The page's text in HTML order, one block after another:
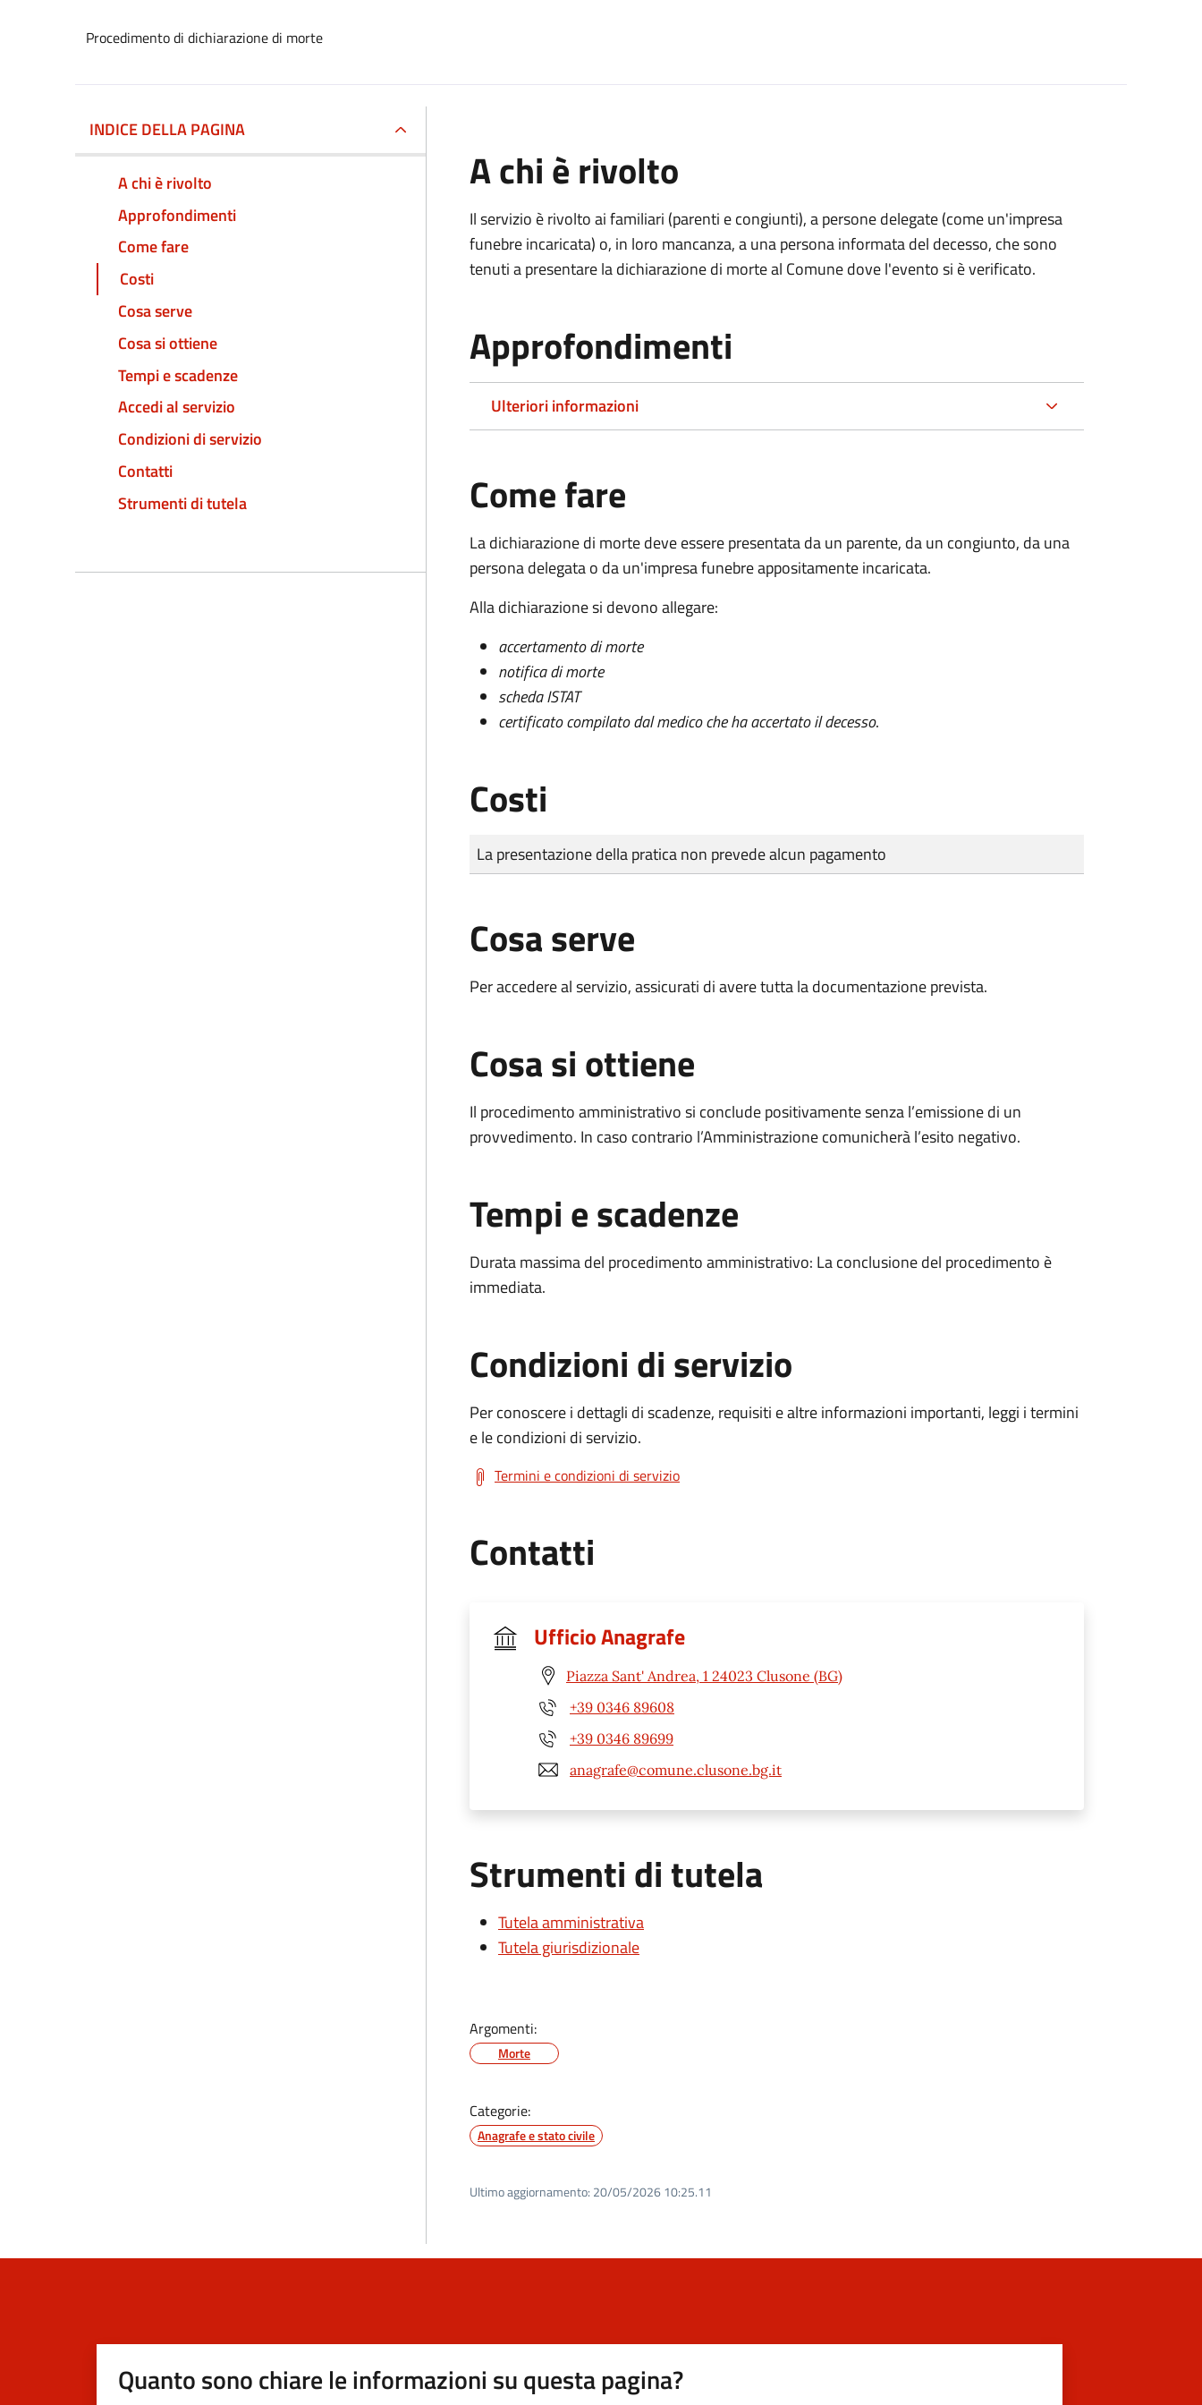
Procedimento di dichiarazione di morte
INDICE DELLA PAGINA
A chi è rivolto
Approfondimenti
Come fare
Costi
Cosa serve
Cosa si ottiene
Tempi e scadenze
Accedi al servizio
Condizioni di servizio
Contatti
Strumenti di tutela
A chi è rivolto
Il servizio è rivolto ai familiari (parenti e congiunti), a persone delegate (come un'impresa
funebre incaricata) o, in loro mancanza, a una persona informata del decesso, che sono
tenuti a presentare la dichiarazione di morte al Comune dove l'evento si è verificato.
Approfondimenti
Ulteriori informazioni
Come fare
La dichiarazione di morte deve essere presentata da un parente, da un congiunto, da una
persona delegata o da un'impresa funebre appositamente incaricata.
Alla dichiarazione si devono allegare:
accertamento di morte
notifica di morte
scheda ISTAT
certificato compilato dal medico che ha accertato il decesso.
Costi
Tipo di pagamento
Importo
La presentazione della pratica non prevede alcun pagamento
Cosa serve
Per accedere al servizio, assicurati di avere tutta la documentazione prevista.
Cosa si ottiene
Il procedimento amministrativo si conclude positivamente senza l’emissione di un
provvedimento. In caso contrario l’Amministrazione comunicherà l’esito negativo.
Tempi e scadenze
Durata massima del procedimento amministrativo: La conclusione del procedimento è
immediata.
Condizioni di servizio
Per conoscere i dettagli di scadenze, requisiti e altre informazioni importanti, leggi i termini
e le condizioni di servizio.
Termini e condizioni di servizio
Contatti
Ufficio Anagrafe
Piazza Sant' Andrea, 1 24023 Clusone (BG)
+39 0346 89608
+39 0346 89699
anagrafe@comune.clusone.bg.it
Strumenti di tutela
Tutela amministrativa
Tutela giurisdizionale
Argomenti:
Morte
Categorie:
Anagrafe e stato civile
Ultimo aggiornamento: 20/05/2026 10:25.11
Quanto sono chiare le informazioni su questa pagina?